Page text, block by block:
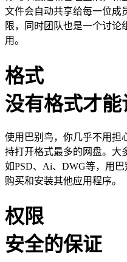
文件会自动共享给每一位成
限，同时团队也是一个讨论
用。
格式
没有格式才
使用巴别鸟，你几乎不用担
持打开格式最多的网盘。大
如PSD、Ai、DWG等，用
购买和安装其他应用程序。
权限
安全的保证